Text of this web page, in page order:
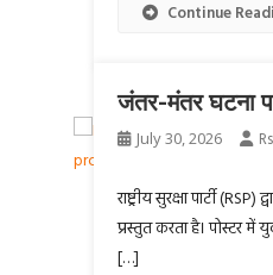
Continue
जंतर-मंतर घटना
July 30, 2026
राष्ट्रीय सुरक्षा पार्टी
प्रस्तुत करता है। पोस्टर में
[…]